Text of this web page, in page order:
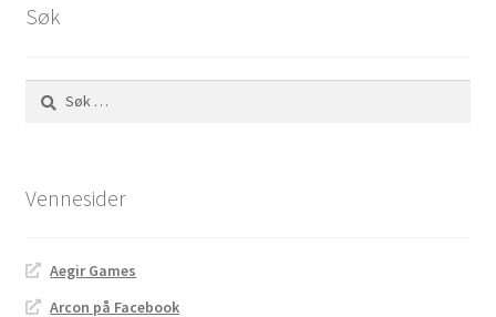
Søk
etter:
Vennesider
Aegir Games
Arcon på Facebook